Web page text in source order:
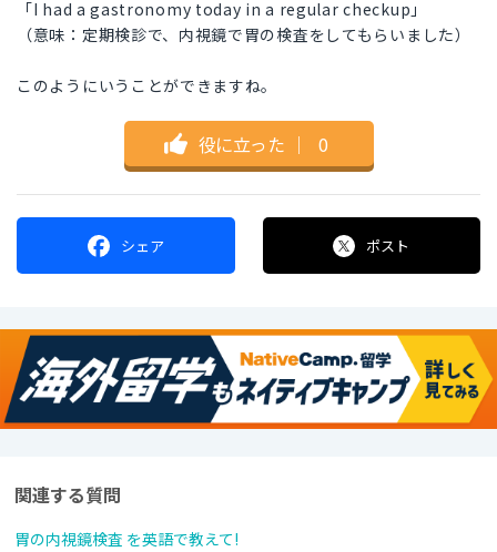
「I had a gastronomy today in a regular checkup」
（意味：定期検診で、内視鏡で胃の検査をしてもらいました）
このようにいうことができますね。
役に立った ｜ 0
シェア ポスト
関連する質問
胃の内視鏡検査 を英語で教えて!